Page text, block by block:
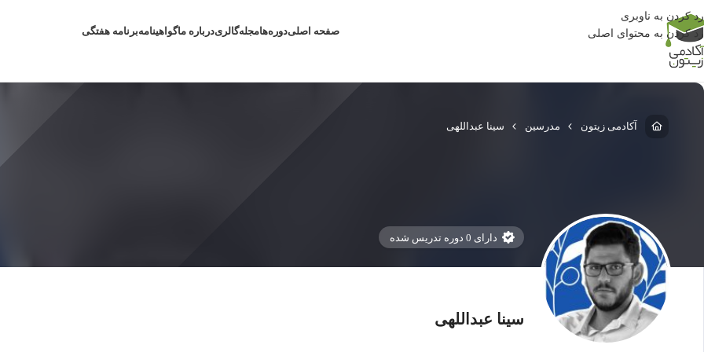
رد کردن به ناوبری
رد کردن به محتوای اصلی
صفحه اصلیدوره‌هامجلهگالریدرباره ماگواهینامهبرنامه هفتگی
آکادمی زیتون مدرسین سینا عبداللهی
دارای 0 دوره تدریس شده
سینا عبداللهی